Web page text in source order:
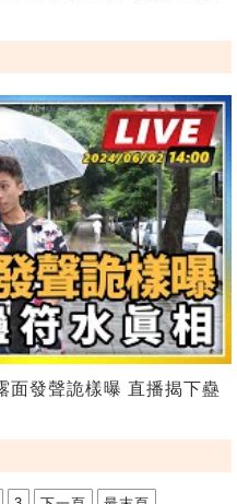
面發聲詭樣曝 直播揭下蠱